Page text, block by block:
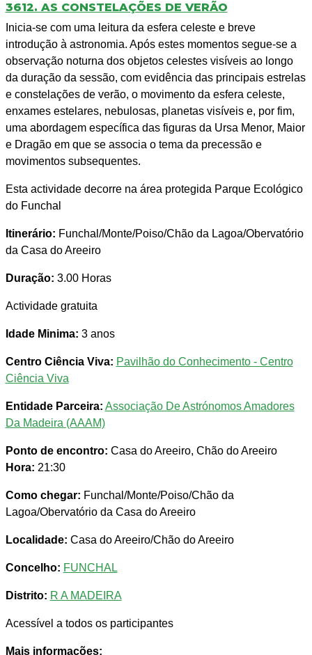
3612. AS CONSTELAÇÕES DE VERÃO
Inicia-se com uma leitura da esfera celeste e breve
introdução à astronomia. Após estes momentos segue-se a
observação noturna dos objetos celestes visíveis ao longo
da duração da sessão, com evidência das principais estrelas
e constelações de verão, o movimento da esfera celeste,
enxames estelares, nebulosas, planetas visíveis e, por fim,
uma abordagem específica das figuras da Ursa Menor, Maior
e Dragão em que se associa o tema da precessão e
movimentos subsequentes.
Esta actividade decorre na área protegida Parque Ecológico
do Funchal
Itinerário: Funchal/Monte/Poiso/Chão da Lagoa/Obervatório
da Casa do Areeiro
Duração: 3.00 Horas
Actividade gratuita
Idade Minima: 3 anos
Centro Ciência Viva: Pavilhão do Conhecimento - Centro
Ciência Viva
Entidade Parceira: Associação De Astrónomos Amadores
Da Madeira (AAAM)
Ponto de encontro: Casa do Areeiro, Chão do Areeiro
Hora: 21:30
Como chegar: Funchal/Monte/Poiso/Chão da
Lagoa/Obervatório da Casa do Areeiro
Localidade: Casa do Areeiro/Chão do Areeiro
Concelho: FUNCHAL
Distrito: R A MADEIRA
Acessível a todos os participantes
Mais informações: